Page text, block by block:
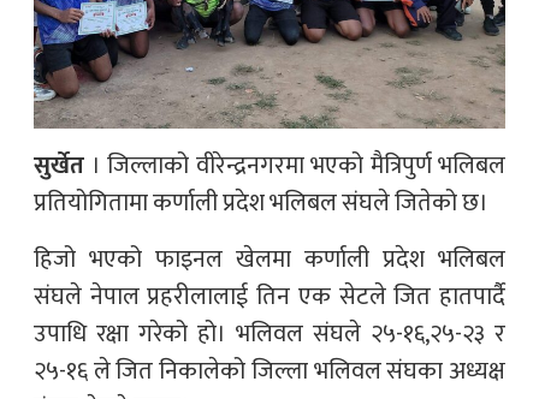
सुर्खेत । जिल्लाको वीरेन्द्रनगरमा भएको मैत्रिपुर्ण भलिबल
प्रतियोगितामा कर्णाली प्रदेश भलिबल संघले जितेको छ।
हिजो भएको फाइनल खेलमा कर्णाली प्रदेश भलिबल
संघले नेपाल प्रहरीलालाई तिन एक सेटले जित हातपार्दै
उपाधि रक्षा गरेको हो। भलिवल संघले २५­-१६,२५­-२३ र
२५­-१६ ले जित निकालेको जिल्ला भलिवल संघका अध्यक्ष